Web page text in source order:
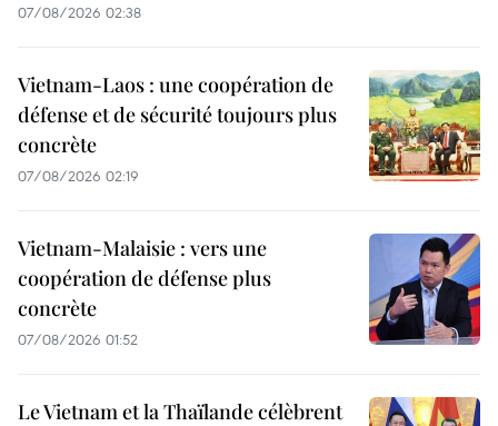
07/08/2026 02:38
Vietnam-Laos : une coopération de
défense et de sécurité toujours plus
concrète
07/08/2026 02:19
Vietnam-Malaisie : vers une
coopération de défense plus
concrète
07/08/2026 01:52
Le Vietnam et la Thaïlande célèbrent